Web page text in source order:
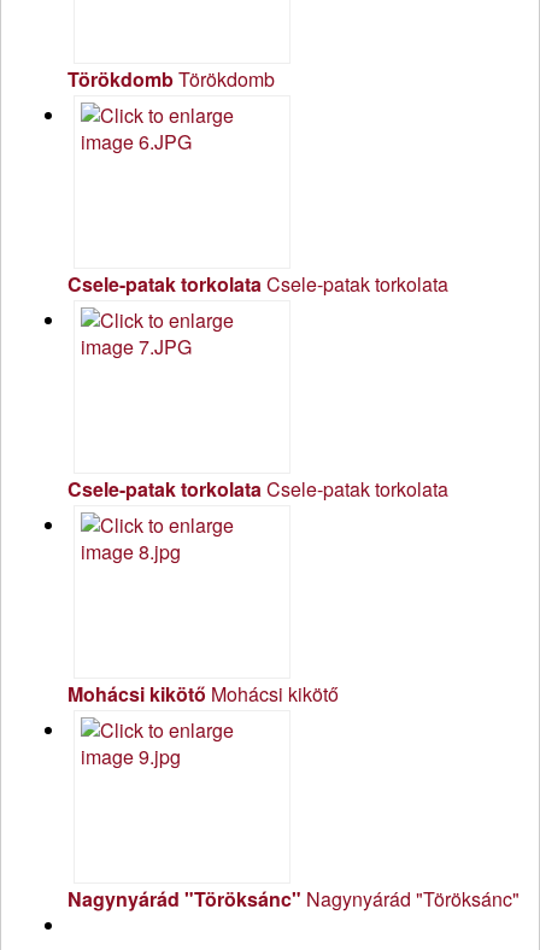
TörökdombTörökdomb
Csele-patak torkolataCsele-patak torkolata
Csele-patak torkolataCsele-patak torkolata
Mohácsi kikötő Mohácsi kikötő
Nagynyárád "Töröksánc" Nagynyárád "Töröksánc"